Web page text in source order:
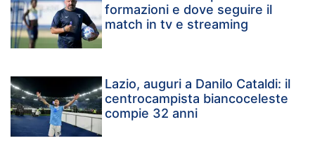
formazioni e dove seguire il
match in tv e streaming
Lazio, auguri a Danilo Cataldi: il
centrocampista biancoceleste
compie 32 anni